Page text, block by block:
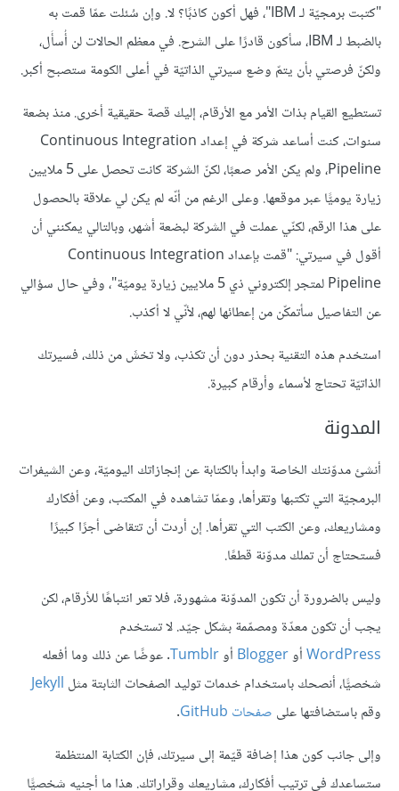
"كتبت برمجيّة لـ IBM"، فهل أكون كاذبًا؟ لا. وإن سُئلت عمّا قمت به
بالضبط لـ IBM، سأكون قادرًا على الشرح. في معظم الحالات لن أُسأَل،
ولكنّ فرصتي بأن يتمّ وضع سيرتي الذاتيّة في أعلى الكومة ستصبح أكبر.
تستطيع القيام بذات الأمر مع الأرقام، إليك قصة حقيقية أخرى. منذ بضعة
سنوات، كنت أساعد شركة في إعداد Continuous Integration
Pipeline، ولم يكن الأمر صعبًا، لكنّ الشركة كانت تحصل على 5 ملايين
زيارة يوميًّا عبر موقعها. وعلى الرغم من أنّه لم يكن لي علاقة بالحصول
على هذا الرقم، لكنّي عملت في الشركة لبضعة أشهر، وبالتالي يمكنني أن
أقول في سيرتي: "قمت بإعداد Continuous Integration
Pipeline لمتجر إلكتروني ذي 5 ملايين زيارة يوميّة"، وفي حال سؤالي
عن التفاصيل سأتمكّن من إعطائها لهم، لأنّي لا أكذب.
استخدم هذه التقنية بحذر دون أن تكذب، ولا تخشَ من ذلك، فسيرتك
الذاتيّة تحتاج لأسماء وأرقام كبيرة.
المدونة
أنشئ مدوّنتك الخاصة وابدأ بالكتابة عن إنجازاتك اليوميّة، وعن الشيفرات
البرمجيّة التي تكتبها وتقرأها، وعمّا تشاهده في المكتب، وعن أفكارك
ومشاريعك، وعن الكتب التي تقرأها. إن أردت أن تتقاضى أجرًا كبيرًا
فستحتاج أن تملك مدوّنة قطعًا.
وليس بالضرورة أن تكون المدوّنة مشهورة، فلا تعر انتباهًا للأرقام، لكن
يجب أن تكون معدّة ومصمّمة بشكل جيّد. لا تستخدم
WordPressأوBlogger أوTumblr. عوضًا عن ذلك وما أفعله
شخصيًّا، أنصحك باستخدام خدمات توليد الصفحات الثابتة مثل Jekyll
وقم باستضافتها على صفحات GitHub
.
وإلى جانب كون هذا إضافة قيّمة إلى سيرتك، فإن الكتابة المنتظمة
ستساعدك في ترتيب أفكارك، مشاريعك وقراراتك. هذا ما أجنيه شخصيًّا